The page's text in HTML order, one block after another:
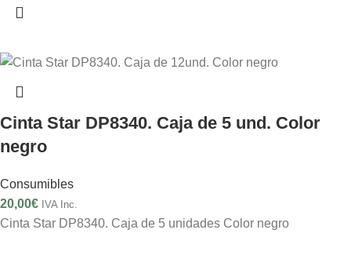
Cinta Star DP8340. Caja de 5 und. Color
negro
Consumibles
20,00€ IVA Inc.
Cinta Star DP8340. Caja de 5 unidades Color negro